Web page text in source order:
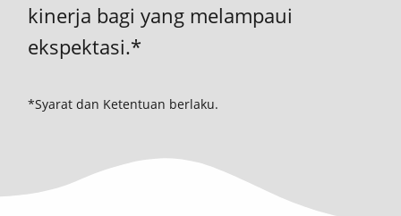
kinerja bagi yang melampaui
ekspektasi.*
*Syarat dan Ketentuan berlaku.